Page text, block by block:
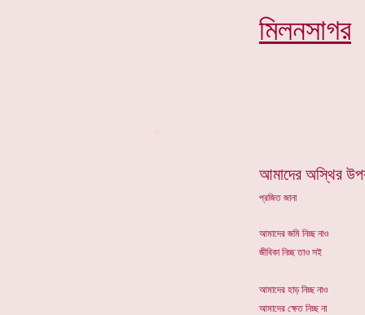
মিলনসাগর
আমাদের অস্থির
প্রজিত জানা
আমাদের জমি নিচ্ছ নাও
জীবিকা নিচ্ছ তাও সই
আমাদের হাড় নিচ্ছ নাও
আমাদের ক্ষেত নিচ্ছ না